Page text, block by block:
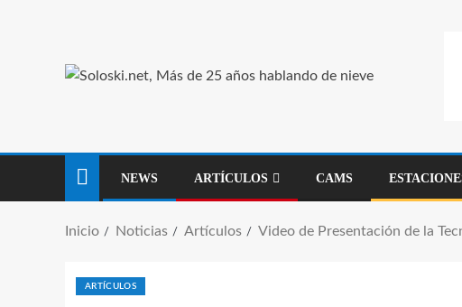
NEWS ARTÍCULOS CAMS
Inicio Noticias Artículos Video de Presentación de la
ARTÍCULOS